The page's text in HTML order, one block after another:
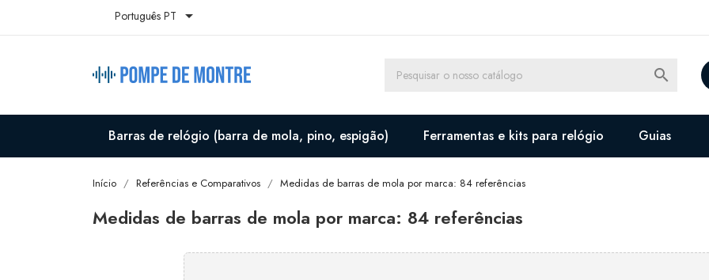
Português PT 

Barras de relógio (barra de mola, pino, espigão) Ferramentas e kits para relógio Guias
Início Referências e Comparativos Medidas de barras de mola por marca: 84 referências
Medidas de barras de mola por marca: 84 referências